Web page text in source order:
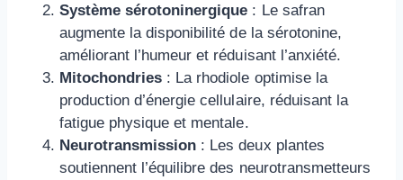
Système sérotoninergique : Le safran
augmente la disponibilité de la sérotonine,
améliorant l’humeur et réduisant l’anxiété.
Mitochondries : La rhodiole optimise la
production d’énergie cellulaire, réduisant la
fatigue physique et mentale.
Neurotransmission : Les deux plantes
soutiennent l’équilibre des neurotransmetteurs